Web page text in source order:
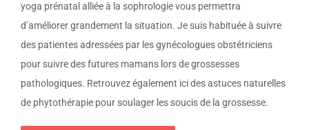
yoga prénatal alliée à la sophrologie vous permettra
d’améliorer grandement la situation. Je suis habituée à suivre
des patientes adressées par les gynécologues obstétriciens
pour suivre des futures mamans lors de grossesses
pathologiques. Retrouvez également ici des astuces naturelles
de phytothérapie pour soulager les soucis de la grossesse.